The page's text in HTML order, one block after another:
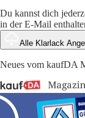
Du kannst dich
in der E-Mail
Alle Klarlack
Neues vom kaufDA